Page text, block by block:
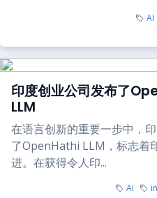
AI
印度创业公司发布了
LLM
在语言创新的重要一步中，
了OpenHathi LLM，标志着
进。在获得令人印...
AI